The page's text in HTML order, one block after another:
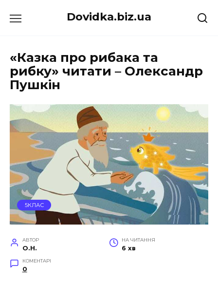
до
Dovidka.biz.ua
«Казка про рибака та
рибку» читати – Олександр
Пушкін
5КЛАС
АВТОР
O.H.
НА ЧИТАННЯ
6 хв
КОМЕНТАРІ
0